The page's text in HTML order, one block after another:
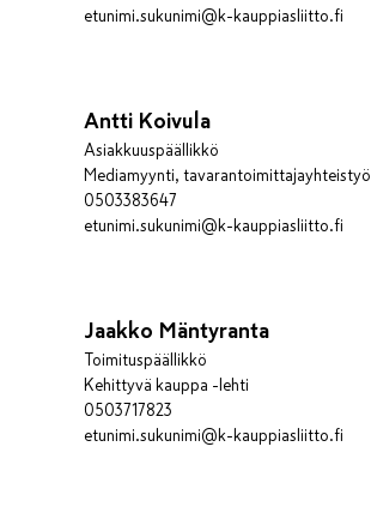
etunimi.sukunimi@k-kauppiasliitto.fi
Antti Koivula
Asiakkuuspäällikkö
Mediamyynti, tavarantoimittajayhteistyö
0503383647
etunimi.sukunimi@k-kauppiasliitto.fi
Jaakko Mäntyranta
Toimituspäällikkö
Kehittyvä kauppa -lehti
0503717823
etunimi.sukunimi@k-kauppiasliitto.fi